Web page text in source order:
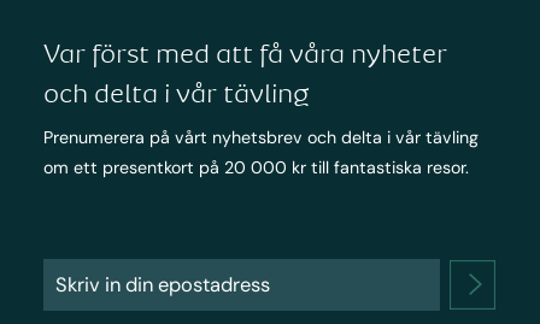
Var först med att få våra nyheter
och delta i vår tävling
Prenumerera på vårt nyhetsbrev och delta i vår tävling
om ett presentkort på 20 000 kr till fantastiska resor.